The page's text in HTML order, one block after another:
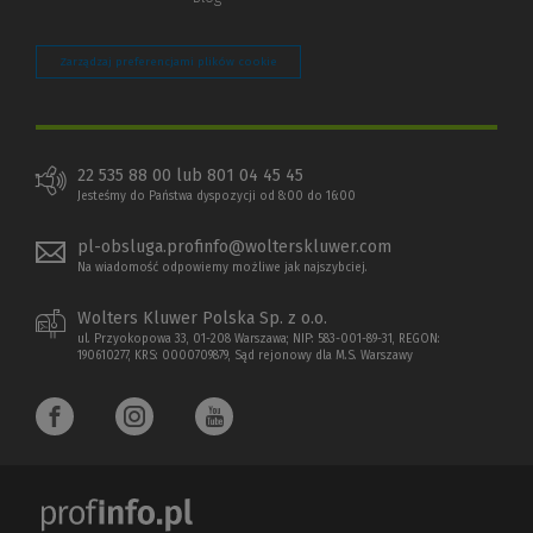
Zarządzaj preferencjami plików cookie
22 535 88 00 lub 801 04 45 45
Jesteśmy do Państwa dyspozycji od 8:00 do 16:00
pl-obsluga.profinfo@wolterskluwer.com
Na wiadomość odpowiemy możliwe jak najszybciej.
Wolters Kluwer Polska Sp. z o.o.
ul. Przyokopowa 33, 01-208 Warszawa; NIP: 583-001-89-31, REGON:
190610277, KRS: 0000709879, Sąd rejonowy dla M.S. Warszawy